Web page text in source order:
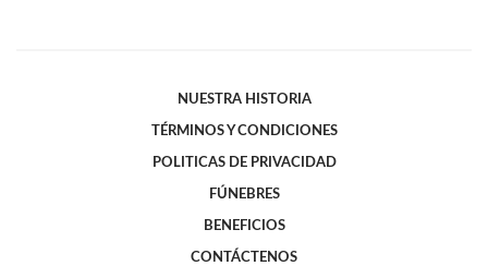
NUESTRA HISTORIA
TÉRMINOS Y CONDICIONES
POLITICAS DE PRIVACIDAD
FÚNEBRES
BENEFICIOS
CONTÁCTENOS